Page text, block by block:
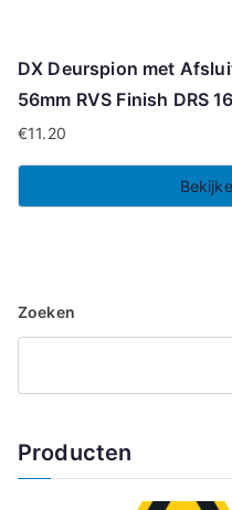
DX Deurspion met
56mm RVS Finish DRS
€11.20
Zoeken
Producten